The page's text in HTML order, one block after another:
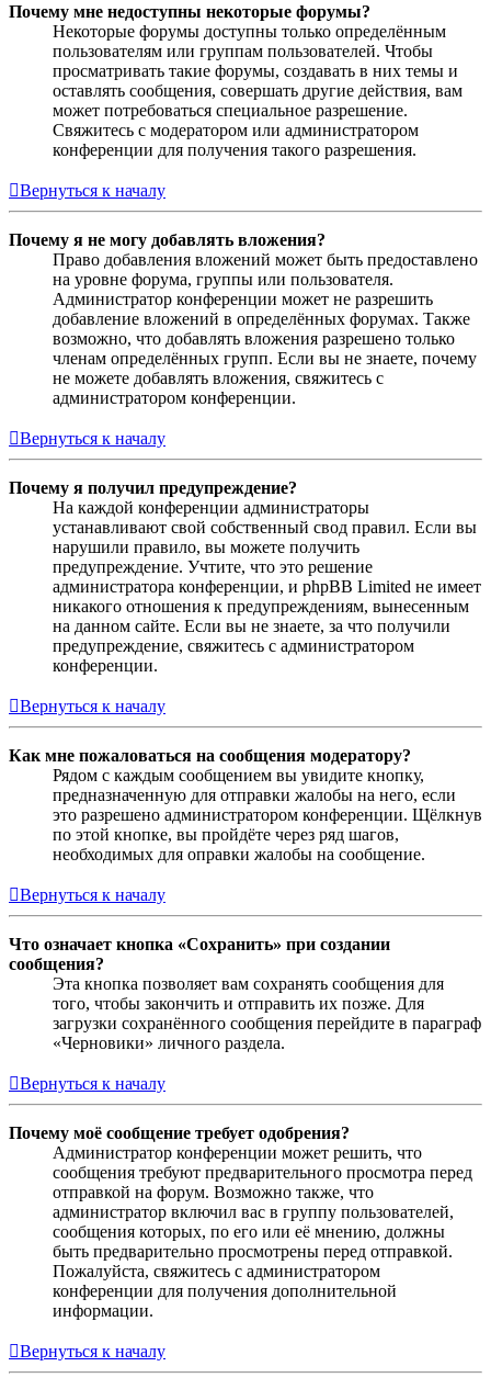
Почему мне недоступны некоторые форумы?
Некоторые форумы доступны только определённым
пользователям или группам пользователей. Чтобы
просматривать такие форумы, создавать в них темы и
оставлять сообщения, совершать другие действия, вам
может потребоваться специальное разрешение.
Свяжитесь с модератором или администратором
конференции для получения такого разрешения.
Вернуться к началу
Почему я не могу добавлять вложения?
Право добавления вложений может быть предоставлено
на уровне форума, группы или пользователя.
Администратор конференции может не разрешить
добавление вложений в определённых форумах. Также
возможно, что добавлять вложения разрешено только
членам определённых групп. Если вы не знаете, почему
не можете добавлять вложения, свяжитесь с
администратором конференции.
Вернуться к началу
Почему я получил предупреждение?
На каждой конференции администраторы
устанавливают свой собственный свод правил. Если вы
нарушили правило, вы можете получить
предупреждение. Учтите, что это решение
администратора конференции, и phpBB Limited не имеет
никакого отношения к предупреждениям, вынесенным
на данном сайте. Если вы не знаете, за что получили
предупреждение, свяжитесь с администратором
конференции.
Вернуться к началу
Как мне пожаловаться на сообщения модератору?
Рядом с каждым сообщением вы увидите кнопку,
предназначенную для отправки жалобы на него, если
это разрешено администратором конференции. Щёлкнув
по этой кнопке, вы пройдёте через ряд шагов,
необходимых для оправки жалобы на сообщение.
Вернуться к началу
Что означает кнопка «Сохранить» при создании
сообщения?
Эта кнопка позволяет вам сохранять сообщения для
того, чтобы закончить и отправить их позже. Для
загрузки сохранённого сообщения перейдите в параграф
«Черновики» личного раздела.
Вернуться к началу
Почему моё сообщение требует одобрения?
Администратор конференции может решить, что
сообщения требуют предварительного просмотра перед
отправкой на форум. Возможно также, что
администратор включил вас в группу пользователей,
сообщения которых, по его или её мнению, должны
быть предварительно просмотрены перед отправкой.
Пожалуйста, свяжитесь с администратором
конференции для получения дополнительной
информации.
Вернуться к началу